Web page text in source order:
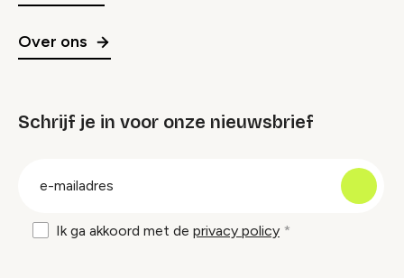
Over ons
Schrijf je in voor onze nieuwsbrief
Ik ga akkoord met de privacy policy